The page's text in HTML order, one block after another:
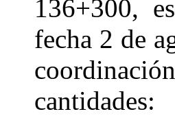
136+300,
fecha 2 de
cantidades: